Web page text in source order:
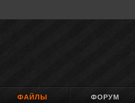
ФАЙЛЫ ФОРУМ